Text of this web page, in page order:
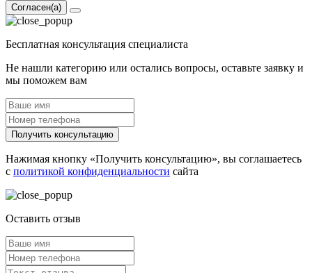
Согласен(а)
Бесплатная консультация специалиста
Не нашли категорию или остались вопросы, оставьте заявку и
мы поможем вам
Получить консультацию
Нажимая кнопку «Получить консультацию», вы соглашаетесь
с политикой конфиденциальности сайта
Оставить отзыв